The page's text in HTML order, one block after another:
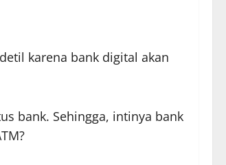
karena bank digital akan
bank. Sehingga, intinya bank